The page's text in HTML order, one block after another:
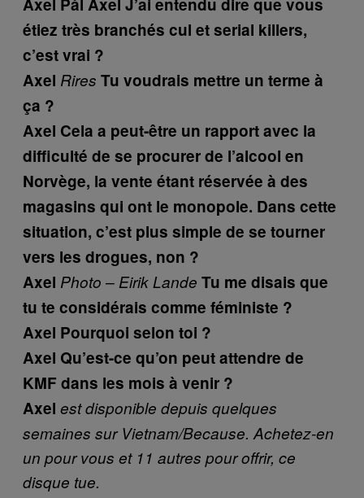
Axel Pål Axel J’ai entendu dire que vous
étiez très branchés cul et serial killers,
c’est vrai ?
Axel Rires Tu voudrais mettre un terme à
ça ?
Axel Cela a peut-être un rapport avec la
difficulté de se procurer de l’alcool en
Norvège, la vente étant réservée à des
magasins qui ont le monopole. Dans cette
situation, c’est plus simple de se tourner
vers les drogues, non ?
Axel Photo – Eirik Lande Tu me disais que
tu te considérais comme féministe ?
Axel Pourquoi selon toi ?
Axel Qu’est-ce qu’on peut attendre de
KMF dans les mois à venir ?
Axel est disponible depuis quelques
semaines sur Vietnam/Because. Achetez-en
un pour vous et 11 autres pour offrir, ce
disque tue.